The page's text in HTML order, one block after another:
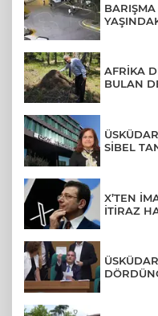
AFRİKA
BULAN
SİBEL
X’TEN
İTİRAZ